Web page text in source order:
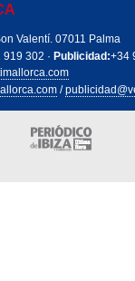
Valentí. 07011 Palma
302 · Publicidad:+34
/
Mallorca